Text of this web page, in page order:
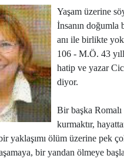
Yaşam üzerine
İnsanın doğumla
anı ile birlikte
106 - M.Ö. 43
hatip ve yazar
diyor.
Bir başka
kurmaktır,
yaklaşımı ölüm üzerine pek
bir yandan ölmeye